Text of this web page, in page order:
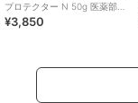
プロテクター N 50g 医薬部外
品（顔用日焼け止め）
¥3,850